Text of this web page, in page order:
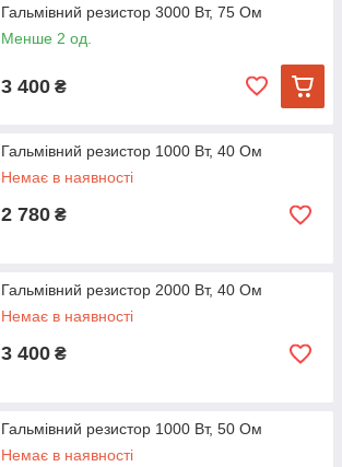
Гальмівний резистор 3000 Вт, 75 Ом
Менше 2 од.
3 400 ₴
Гальмівний резистор 1000 Вт, 40 Ом
Немає в наявності
2 780 ₴
Гальмівний резистор 2000 Вт, 40 Ом
Немає в наявності
3 400 ₴
Гальмівний резистор 1000 Вт, 50 Ом
Немає в наявності